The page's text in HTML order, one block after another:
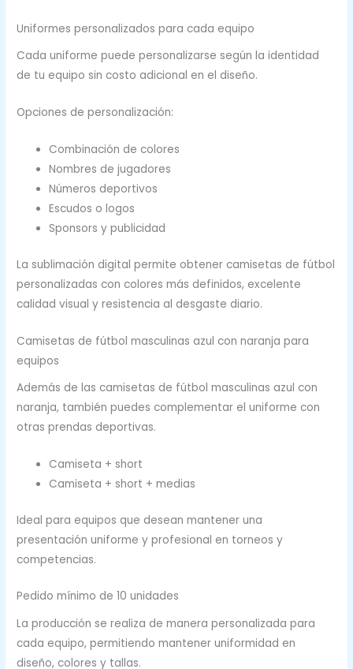
Uniformes personalizados para cada equipo
Cada uniforme puede personalizarse según la identidad
de tu equipo sin costo adicional en el diseño.
Opciones de personalización:
Combinación de colores
Nombres de jugadores
Números deportivos
Escudos o logos
Sponsors y publicidad
La sublimación digital permite obtener camisetas de fútbol
personalizadas con colores más definidos, excelente
calidad visual y resistencia al desgaste diario.
Camisetas de fútbol masculinas azul con naranja para
equipos
Además de las camisetas de fútbol masculinas azul con
naranja, también puedes complementar el uniforme con
otras prendas deportivas.
Camiseta + short
Camiseta + short + medias
Ideal para equipos que desean mantener una
presentación uniforme y profesional en torneos y
competencias.
Pedido mínimo de 10 unidades
La producción se realiza de manera personalizada para
cada equipo, permitiendo mantener uniformidad en
diseño, colores y tallas.